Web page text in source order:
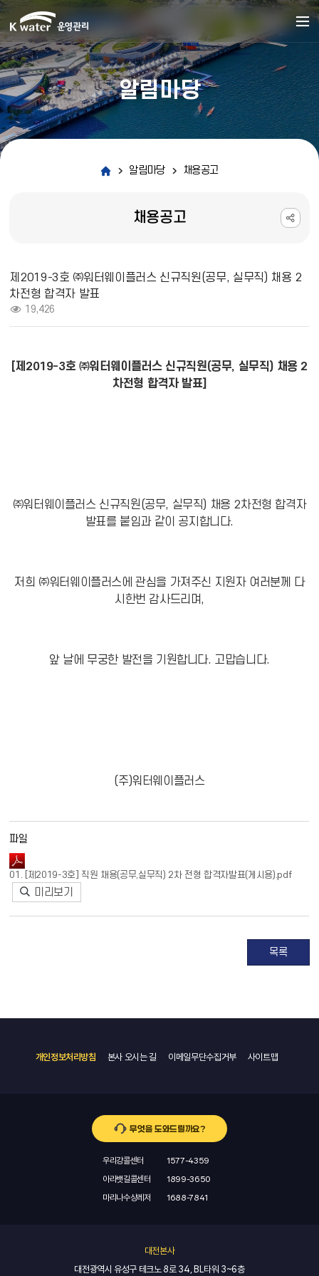
알림마당
알림마당 채용공고
채용공고
제2019-3호 ㈜워터웨이플러스 신규직원(공무, 실무직) 채용 2
차전형 합격자 발표
19,426
[제 2019-3호 ㈜워터웨이플러스 신규직원(공무, 실무직) 채용 2
차전형 합격자 발표]
㈜워터웨이플러스 신규직원(공무, 실무직) 채용 2차전형 합격자
발표를 붙임과 같이 공지합니다.
저희 ㈜워터웨이플러스에 관심을 가져주신 지원자 여러분께 다
시한번 감사드리며,
앞 날에 무궁한 발전을 기원합니다. 고맙습니다.
(주)워터웨이플러스
파일
01. [제2019-3호] 직원 채용(공무,실무직) 2차 전형 합격자발표(게시용).pdf
미리보기
목록
개인정보처리방침 본사 오시는 길 이메일무단수집거부 사이트맵
무엇을 도와드릴까요?
우리강콜센터
1577-4359
아라뱃길콜센터
1899-3650
마리나수상레저
1688-7841
대전본사
대전광역시 유성구 테크노 8로 34, BL타워 3~6층